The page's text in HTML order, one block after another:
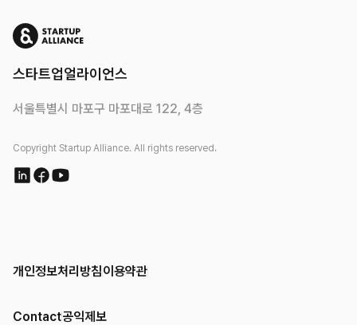
스타트업얼라이언스
서울특별시 마포구 마포대로 122, 4층
Copyright Startup Alliance. All rights reserved.
개인정보처리방침이용약관
Contact공익제보